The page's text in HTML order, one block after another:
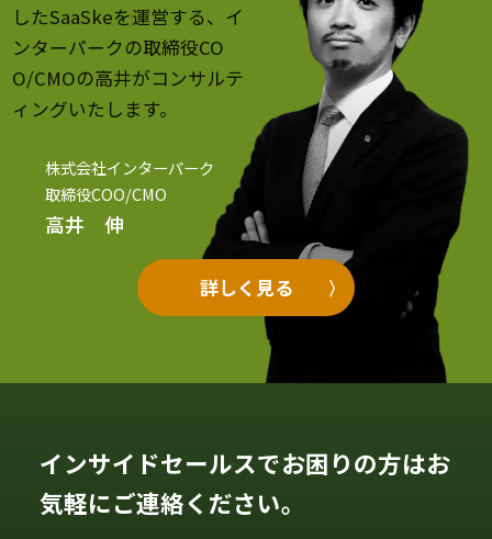
したSaaSkeを運営する、イ
ンターパークの取締役CO
O/CMOの高井がコンサルテ
ィングいたします。
株式会社インターパーク
取締役COO/CMO
高井 伸
詳しく見る
インサイドセールスでお困りの方はお
気軽にご連絡ください。